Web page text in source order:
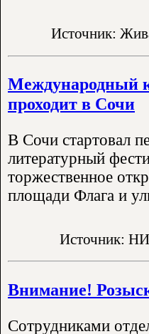
Источник:
Международный
проходит в Сочи
В Сочи стартовал
литературный
торжественное
площади Флага и
Источник:
Внимание!
Сотрудниками